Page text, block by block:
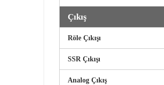
Çıkış
Röle Çıkışı
SSR Çıkışı
Analog Çıkış